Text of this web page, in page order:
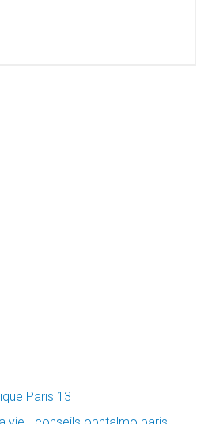
Paris 13